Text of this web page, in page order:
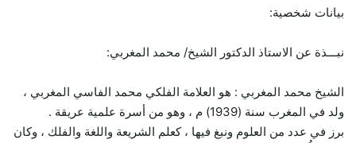
بيانات شخصية:
نبـــذة عن الاستاذ الدكتور الشيخ/ محمد المغربي:
الشيخ محمد المغربي : هو العلامة الفلكي محمد الفاسي المغربي ،
ولد في المغرب سنة (1939) م ، وهو من أسرة علمية عريقة .
برز في عدد من العلوم ونبغ فيها ، كعلم الشريعة واللغة والفلك ، وكان